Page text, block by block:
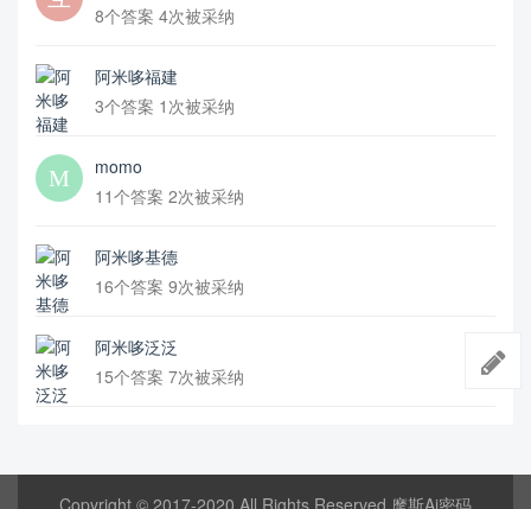
8个答案 4次被采纳
阿米哆福建
3个答案 1次被采纳
momo
11个答案 2次被采纳
阿米哆基德
16个答案 9次被采纳
阿米哆泛泛
15个答案 7次被采纳